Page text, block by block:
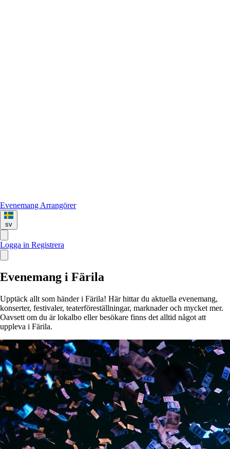
Evenemang Arrangörer
sv
Logga in Registrera
Evenemang i Färila
Upptäck allt som händer i Färila! Här hittar du aktuella evenemang,
konserter, festivaler, teaterföreställningar, marknader och mycket mer.
Oavsett om du är lokalbo eller besökare finns det alltid något att
uppleva i Färila.